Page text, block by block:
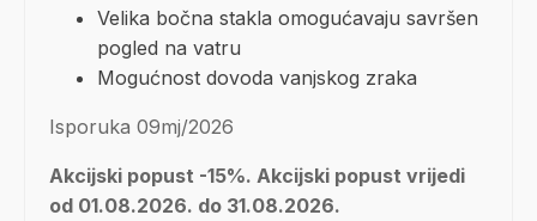
Velika bočna stakla omogućavaju savršen
pogled na vatru
Mogućnost dovoda vanjskog zraka
Isporuka 09mj/2026
Akcijski popust -15%. Akcijski popust vrijedi
od 01.08.2026. do 31.08.2026.